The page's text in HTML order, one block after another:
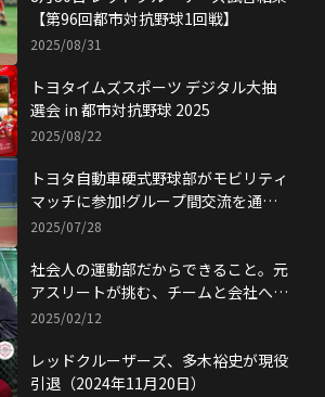
【第96回都市対抗野球1回戦】
2025/08/31
トヨタイムズスポーツ デジタル大抽
選会 in 都市対抗野球 2025
2025/08/22
トヨタ自動車硬式野球部がモビリティ
マッチに参加!グループ間交流を通し
て地域を盛り上げる大会に
2025/07/28
社会人の運動部だからできること。元
アスリートが挑む、チームと会社への
貢献
2025/02/12
レッドクルーザーズ、多木裕史が現役
引退（2024年11月20日）